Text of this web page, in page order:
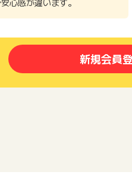
新規会員